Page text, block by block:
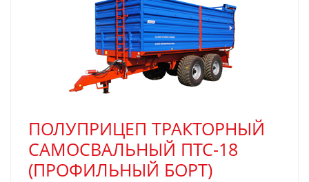
ПОЛУПРИЦЕП ТРАКТОРНЫЙ
САМОСВАЛЬНЫЙ ПТС-18
(ПРОФИЛЬНЫЙ БОРТ)